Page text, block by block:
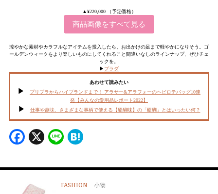
▲¥220,000 （予定価格）
商品画像をすべて見る
涼やかな素材やカラフルなアイテムを投入したら、お出かけの足まで軽やかになりそう。ゴ
ールデンウィークをより楽しいものにしてくれること間違いなしのラインナップ、ぜひチェ
ックを。
▶︎ プラダ
あわせて読みたい
プリプラからハイブランドまで！ アラサー&アラフォーのヘビロテバッグ10連
発【みんなの愛用品レポート2022】
仕事や趣味、さまざまな事柄で使える【醍醐味】の「醍醐」とはいったい何？
Facebook
X Line
FASHION 小物